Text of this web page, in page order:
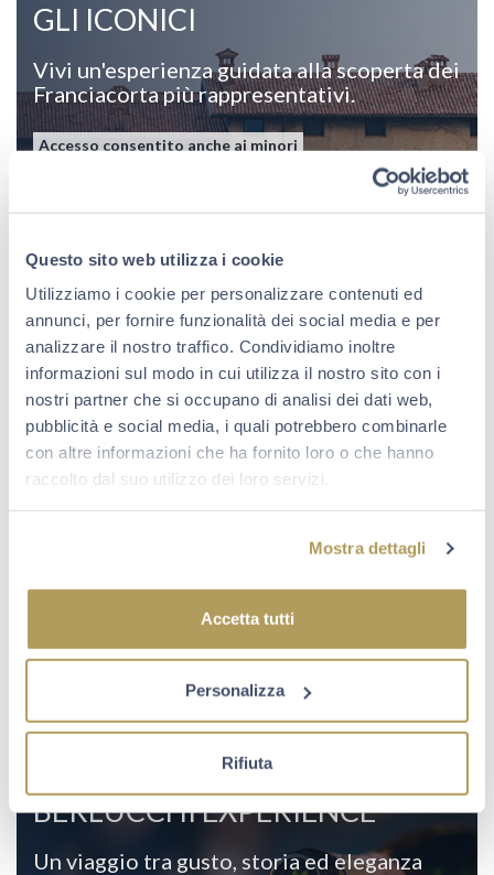
Questo sito web utilizza i cookie
Utilizziamo i cookie per personalizzare contenuti ed
annunci, per fornire funzionalità dei social media e per
analizzare il nostro traffico. Condividiamo inoltre
informazioni sul modo in cui utilizza il nostro sito con i
nostri partner che si occupano di analisi dei dati web,
pubblicità e social media, i quali potrebbero combinarle
con altre informazioni che ha fornito loro o che hanno
raccolto dal suo utilizzo dei loro servizi.
Mostra dettagli
Accetta tutti
Personalizza
Rifiuta
GLI ICONICI
Vivi un'esperienza guidata alla scoperta dei
Franciacorta più rappresentativi.
Accesso consentito anche ai minori
Franciacorta Satèn
Berlucchi ’61
Berlucchi ’61
Franciacorta Nature 2019
Durata
1 ora e 30 minuti
44,00 €
a persona
SCOPRI
BERLUCCHI EXPERIENCE
Un viaggio tra gusto, storia ed eleganza